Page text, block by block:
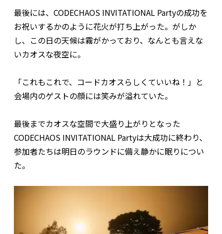
最後には、CODECHAOS INVITATIONAL Partyの成功を
お祝いするかのように花火が打ち上がった。がしか
し、この日の天候は霧がかっており、なんとも言えな
いカオスな夜空に。
「これもこれで、コードカオスらしくていいね！」と
会場内のゲストの顔には笑みが溢れていた。
最後までカオスな空間で大盛り上がりとなった
CODECHAOS INVITATIONAL Partyは大成功に終わり、
参加者たちは明日のラウンドに備え静かに眠りについ
た。